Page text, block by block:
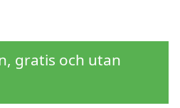
gratis och utan